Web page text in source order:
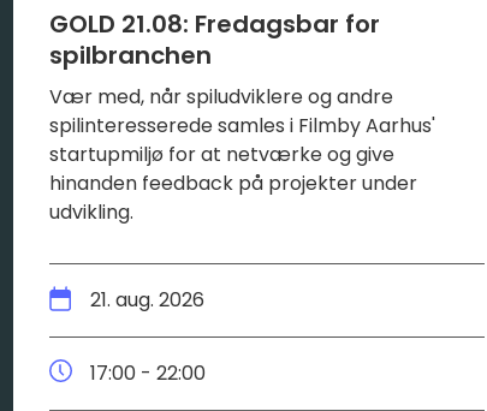
GOLD 21.08: Fredagsbar for
spilbranchen
Vær med, når spiludviklere og andre
spilinteresserede samles i Filmby Aarhus'
startupmiljø for at netværke og give
hinanden feedback på projekter under
udvikling.
21. aug. 2026
17:00 - 22:00